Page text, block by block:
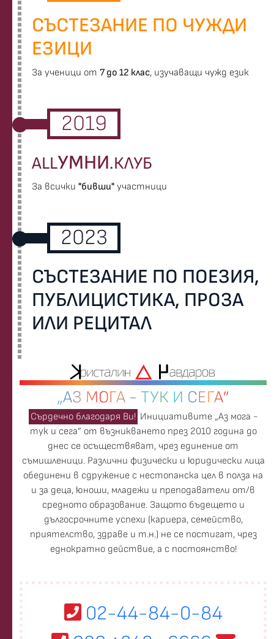
СЪСТЕЗАНИЕ ПО ЧУЖДИ
ЕЗИЦИ
За ученици от 7 до 12 клас, изучаващи чужд език
2019
ALLУМНИ.КЛУБ
За всички "бивши" участници
2023
СЪСТЕЗАНИЕ ПО ПОЕЗИЯ,
ПУБЛИЦИСТИКА, ПРОЗА
ИЛИ РЕЦИТАЛ
„АЗ МОГА - ТУК И СЕГА”
Сърдечно благодаря Ви! Инициативите „Аз мога -
тук и сега” от възникването през 2010 година до
днес се осъществяват, чрез единение от
съмишленици. Различни физически и юридически лица
обединени в сдружение с нестопанска цел в полза на
и за деца, юноши, младежи и преподаватели от/в
средното образование. Защото бъдещето и
дългосрочните успехи (кариера, семейство,
приятелство, здраве и т.н.) не се постигат, чрез
еднократно действие, а с постоянство!
02-44-84-0-84